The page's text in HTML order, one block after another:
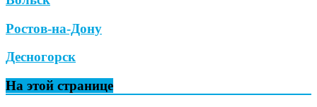
Ростов-на-Дону
Десногорск
На этой странице